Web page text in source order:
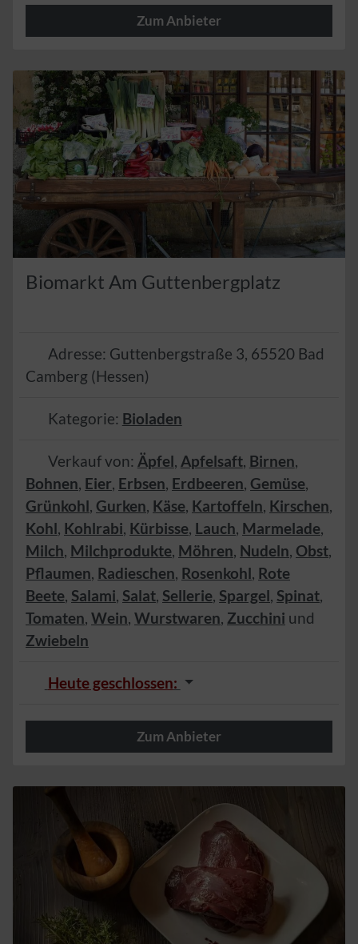
Zum Anbieter
Biomarkt Am Guttenbergplatz
Adresse: Guttenbergstraße 3, 65520 Bad
Camberg (Hessen)
Kategorie: Bioladen
Verkauf von: Äpfel, Apfelsaft, Birnen,
Bohnen, Eier, Erbsen, Erdbeeren, Gemüse,
Grünkohl, Gurken, Käse, Kartoffeln, Kirschen,
Kohl, Kohlrabi, Kürbisse, Lauch, Marmelade,
Milch, Milchprodukte, Möhren, Nudeln, Obst,
Pflaumen, Radieschen, Rosenkohl, Rote
Beete, Salami, Salat, Sellerie, Spargel, Spinat,
Tomaten, Wein, Wurstwaren, Zucchini und
Zwiebeln
Heute geschlossen:
Zum Anbieter